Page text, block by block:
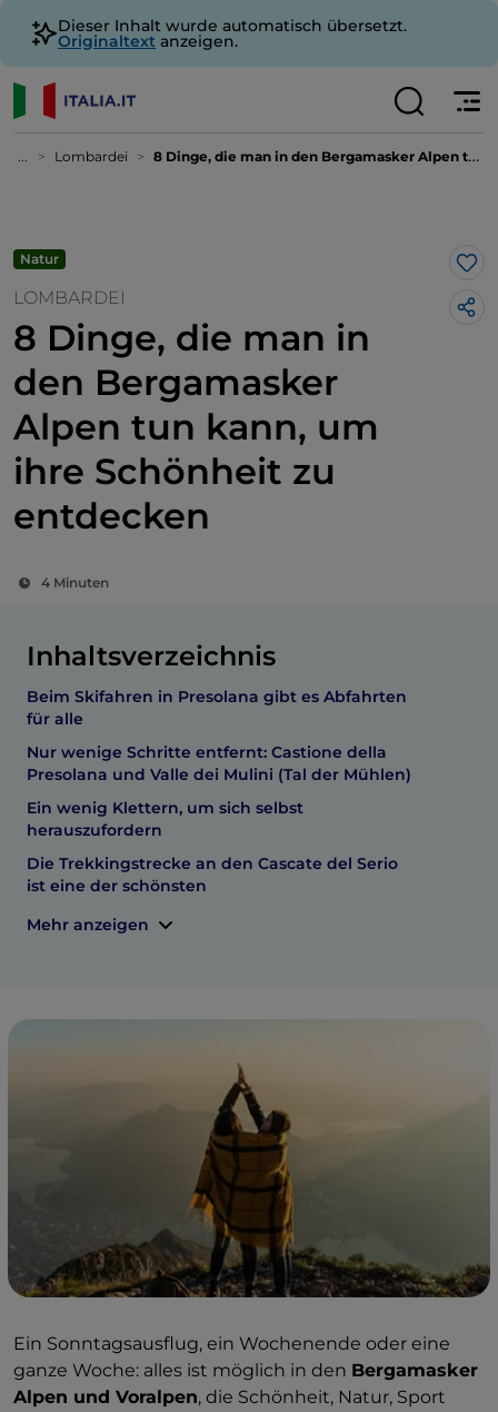
Dieser Inhalt wurde automatisch übersetzt.
Originaltext anzeigen.
... Lombardei 8 Dinge, die man in den Bergamasker Alpen tun kann, um ihre Schönheit zu entdecken
Natur
LOMBARDEI
8 Dinge, die man in
den Bergamasker
Alpen tun kann, um
ihre Schönheit zu
entdecken
4 Minuten
Inhaltsverzeichnis
Beim Skifahren in Presolana gibt es Abfahrten
für alle
Nur wenige Schritte entfernt: Castione della
Presolana und Valle dei Mulini (Tal der Mühlen)
Ein wenig Klettern, um sich selbst
herauszufordern
Die Trekkingstrecke an den Cascate del Serio
ist eine der schönsten
Mehr anzeigen
Ein Sonntagsausflug, ein Wochenende oder eine
ganze Woche: alles ist möglich in den Bergamasker
Alpen und Voralpen, die Schönheit, Natur, Sport